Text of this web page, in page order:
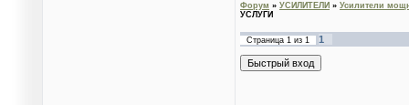
Форум » УСИЛИТЕЛИ » Усилители
УСЛУГИ
Страница 1 из 1 1